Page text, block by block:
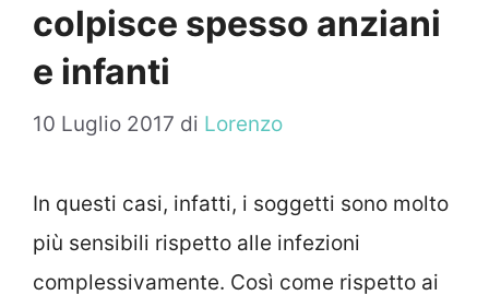
colpisce spesso anziani
e infanti
10 Luglio 2017 di Lorenzo
In questi casi, infatti, i soggetti sono molto
più sensibili rispetto alle infezioni
complessivamente. Così come rispetto ai